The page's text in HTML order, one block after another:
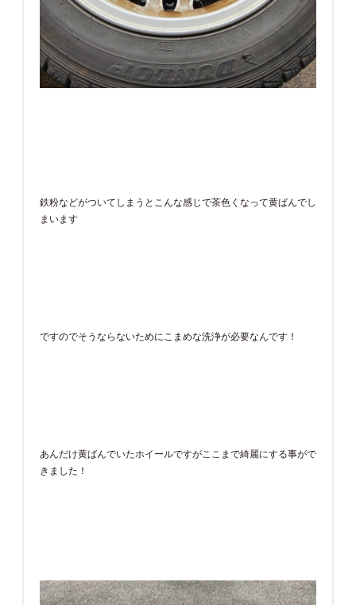
鉄粉などがついてしまうとこんな感じで茶色くなって黄ばんでし
まいます
ですのでそうならないためにこまめな洗浄が必要なんです！
あんだけ黄ばんでいたホイールですがここまで綺麗にする事がで
きました！